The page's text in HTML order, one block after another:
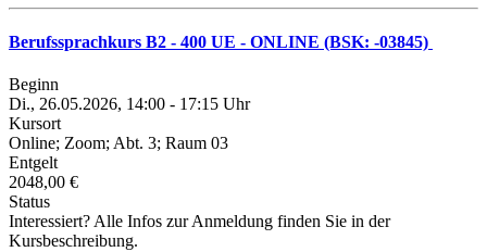
Berufssprachkurs B2 - 400 UE - ONLINE (BSK: -03845)
Beginn
Di., 26.05.2026, 14:00 - 17:15 Uhr
Kursort
Online; Zoom; Abt. 3; Raum 03
Entgelt
2048,00 €
Status
Interessiert? Alle Infos zur Anmeldung finden Sie in der
Kursbeschreibung.